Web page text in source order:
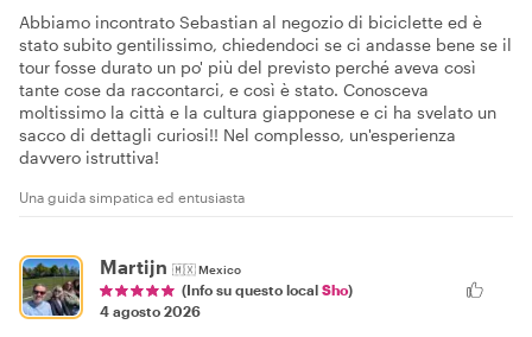
Abbiamo incontrato Sebastian al negozio di biciclette ed è
stato subito gentilissimo, chiedendoci se ci andasse bene se il
tour fosse durato un po' più del previsto perché aveva così
tante cose da raccontarci, e così è stato. Conosceva
moltissimo la città e la cultura giapponese e ci ha svelato un
sacco di dettagli curiosi!! Nel complesso, un'esperienza
davvero istruttiva!
Una guida simpatica ed entusiasta
Martijn 🇲🇽Mexico
(Info su questo local Sho)
4 agosto 2026